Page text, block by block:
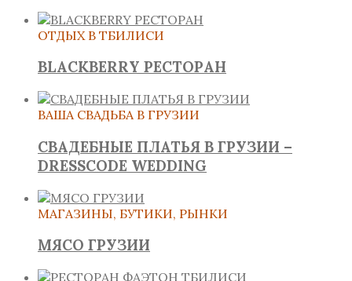
ОТДЫХ В ТБИЛИСИ
BLACKBERRY РЕСТОРАН
ВАША СВАДЬБА В ГРУЗИИ
СВАДЕБНЫЕ ПЛАТЬЯ В ГРУЗИИ –
DRESSCODE WEDDING
МАГАЗИНЫ, БУТИКИ, РЫНКИ
МЯСО ГРУЗИИ